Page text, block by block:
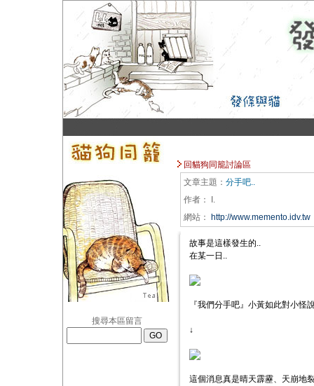
搜尋本區留言
回貓狗同籠討論區
文章主題： 分手吧..
作者：
I.
網站： http://www.memento.idv.tw
故事是這樣發生的..
在某一日..
『我們分手吧』小黃如此對小怪
↓
這個消息真是晴天霹靂、天崩地